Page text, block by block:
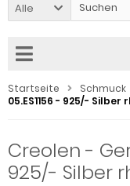
Alle
Startseite Schmuck
05.ES1156 - 925/- Silber
Creolen -
925/- Silber